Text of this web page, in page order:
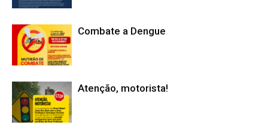
Combate a Dengue
Atenção, motorista!